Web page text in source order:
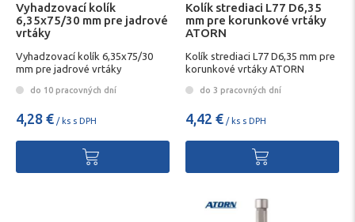
Vyhadzovací kolík
6,35x75/30 mm pre jadrové
vrtáky
Vyhadzovací kolík 6,35x75/30
mm pre jadrové vrtáky
do 10 pracovných dní
4,28 € / ks s DPH
Kolík strediaci L77 D6,35
mm pre korunkové vrtáky
ATORN
Kolík strediaci L77 D6,35 mm pre
korunkové vrtáky ATORN
do 3 pracovných dní
4,42 € / ks s DPH